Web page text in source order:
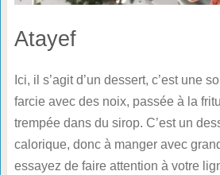
Atayef
Ici, il s’agit d’un dessert, c’est une
farcie avec des noix, passée à la
trempée dans du sirop. C’est un
calorique, donc à manger avec
essayez de faire attention à votre